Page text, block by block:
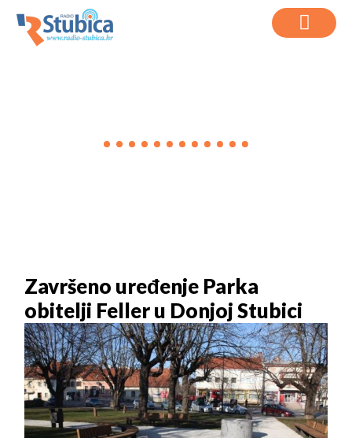
Završeno uređenje Parka
obitelji Feller u Donjoj Stubici